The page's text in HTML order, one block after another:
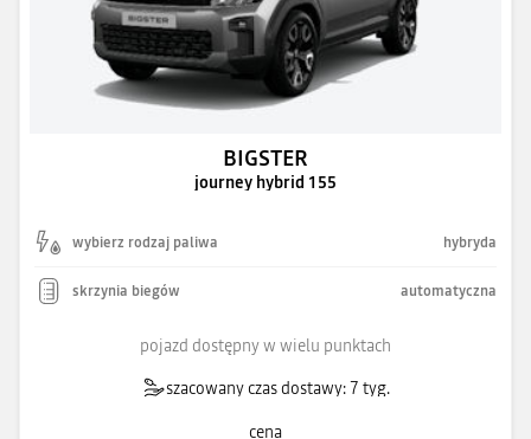
BIGSTER
journey hybrid 155
wybierz rodzaj paliwa hybryda
skrzynia biegów automatyczna
pojazd dostępny w wielu punktach
szacowany czas dostawy: 7 tyg.
cena